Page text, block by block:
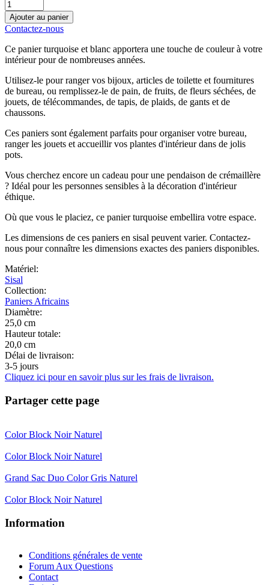
Ajouter au panier
Contactez-nous
Ce panier turquoise et blanc apportera une touche de couleur à votre
intérieur pour de nombreuses années.
Utilisez-le pour ranger vos bijoux, articles de toilette et fournitures
de bureau, ou remplissez-le de pain, de fruits, de fleurs séchées, de
jouets, de télécommandes, de tapis, de plaids, de gants et de
chaussons.
Ces paniers sont également parfaits pour organiser votre bureau,
ranger les jouets et accueillir vos plantes d'intérieur dans de jolis
pots.
Vous cherchez encore un cadeau pour une pendaison de crémaillère
? Idéal pour les personnes sensibles à la décoration d'intérieur
éthique.
Où que vous le placiez, ce panier turquoise embellira votre espace.
Les dimensions de ces paniers en sisal peuvent varier. Contactez-
nous pour connaître les dimensions exactes des paniers disponibles.
Matériel:
Sisal
Collection:
Paniers Africains
Diamètre:
25,0 cm
Hauteur totale:
20,0 cm
Délai de livraison:
3-5 jours
Cliquez ici pour en savoir plus sur les frais de livraison.
Partager cette page
Color Block Noir Naturel
Color Block Noir Naturel
Grand Sac Duo Color Gris Naturel
Color Block Noir Naturel
Information
Conditions générales de vente
Forum Aux Questions
Contact